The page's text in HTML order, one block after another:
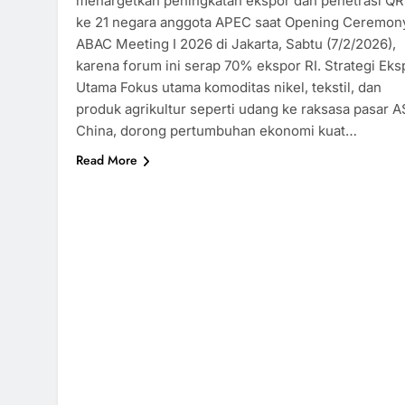
ke 21 negara anggota APEC saat Opening
ABAC Meeting I 2026 di Jakarta, Sabtu (7/2/2026),
karena forum ini serap 70% ekspor RI.​ Strategi
Utama Fokus utama komoditas nikel, tekstil, dan
produk agrikultur seperti udang ke raksasa pasar
China, dorong pertumbuhan ekonomi kuat…
Read More